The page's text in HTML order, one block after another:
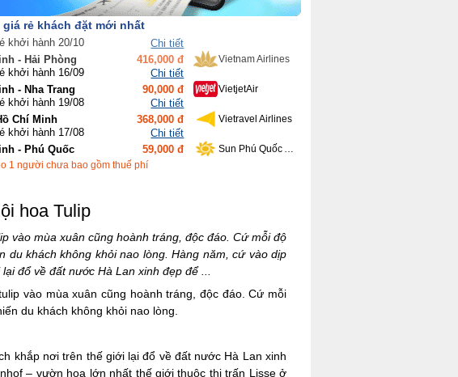
giá rẻ khách đặt mới nhất
- Hải Phòng 416,000 đ
Chi tiết
Vietnam Airlines
- Nha Trang 90,000 đ
Chi tiết
VietjetAir
Chí Minh 368,000 đ
Chi tiết
Vietravel Airlines
- Phú Quốc 59,000 đ
Chi tiết
Sun Phú Quốc Airways
1 người chưa bao gồm thuế phí
hoa Tulip
vào mùa xuân cũng hoành tráng, độc đáo. Cứ mỗi độ
du khách không khỏi nao lòng. Hàng năm, cứ vào dịp
đổ về đất nước Hà Lan xinh đẹp để ...
vào mùa xuân cũng hoành tráng, độc đáo. Cứ mỗi
du khách không khỏi nao lòng.
khắp nơi trên thế giới lại đổ về đất nước Hà Lan xinh
– vườn hoa lớn nhất thế giới thuộc thị trấn Lisse ở